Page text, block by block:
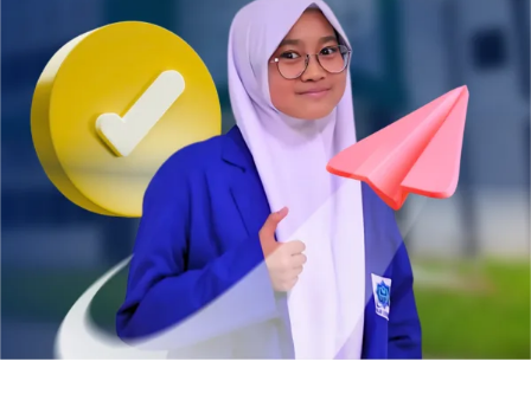
OUR PROGRAM
REGISTRATION
CONTACT US